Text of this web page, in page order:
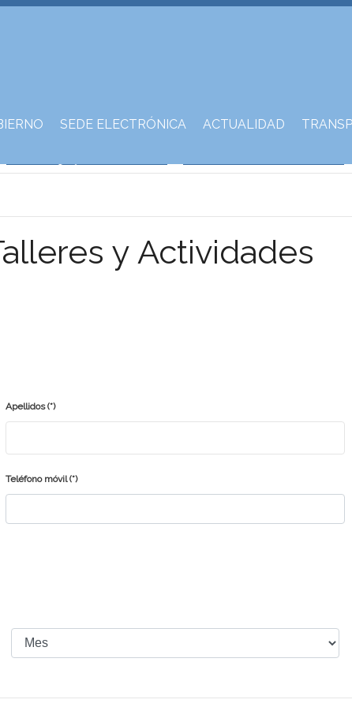
SEDE ELECTRÓNICA ACTUALIDAD
y Actividades
Apellidos (*)
Teléfono móvil (*)